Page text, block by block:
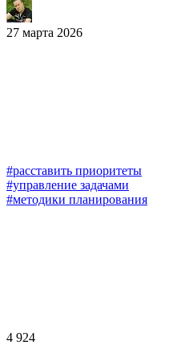
27 марта 2026
#расставить приоритеты
#управление задачами
#методики планирования
4 924